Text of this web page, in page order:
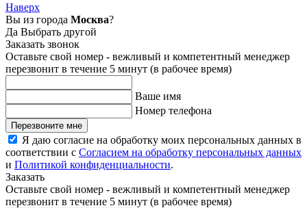
Наверх
Вы из города Москва?
Да Выбрать другой
Заказать звонок
Оставьте свой номер - вежливый и компетентный менеджер
перезвонит в течение 5 минут (в рабочее время)
Ваше имя
Номер телефона
Перезвоните мне
Я даю согласие на обработку моих персональных данных в
соответствии с Согласием на обработку персональных данных
и Политикой конфиденциальности.
Заказать
Оставьте свой номер - вежливый и компетентный менеджер
перезвонит в течение 5 минут (в рабочее время)